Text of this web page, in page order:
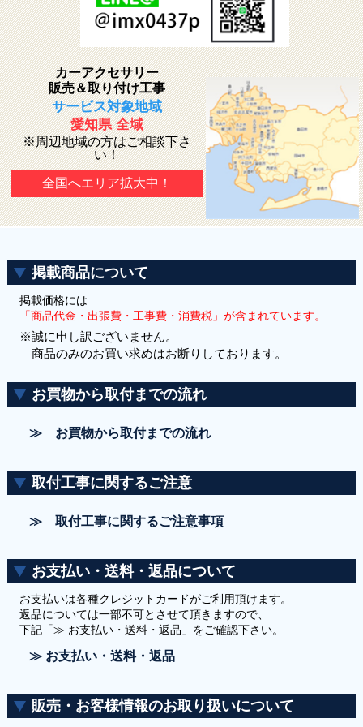
カーアクセサリー
販売＆取り付け工事
サービス対象地域
愛知県 全域
※周辺地域の方はご相談下さ
い！
全国へエリア拡大中！
掲載商品について
掲載価格には
「商品代金・出張費・工事費・消費税」が含まれています。
※誠に申し訳ございません。
商品のみのお買い求めはお断りしております。
お買物から取付までの流れ
≫ お買物から取付までの流れ
取付工事に関するご注意
≫ 取付工事に関するご注意事項
お支払い・送料・返品について
お支払いは各種クレジットカードがご利用頂けます。
返品については一部不可とさせて頂きますので、
下記「≫ お支払い・送料・返品」をご確認下さい。
≫ お支払い・送料・返品
販売・お客様情報のお取り扱いについて